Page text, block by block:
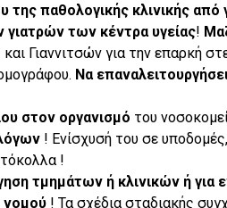
της παθολογικής κλινικής
γιατρών των κέντρα υγείας!
Γιαννιτσών για την επαρκή
Να
στον οργανισμό του
! Ενίσχυσή του σε
!
τμημάτων ή κλινικών ή για
! Τα σχέδια σταδιακής